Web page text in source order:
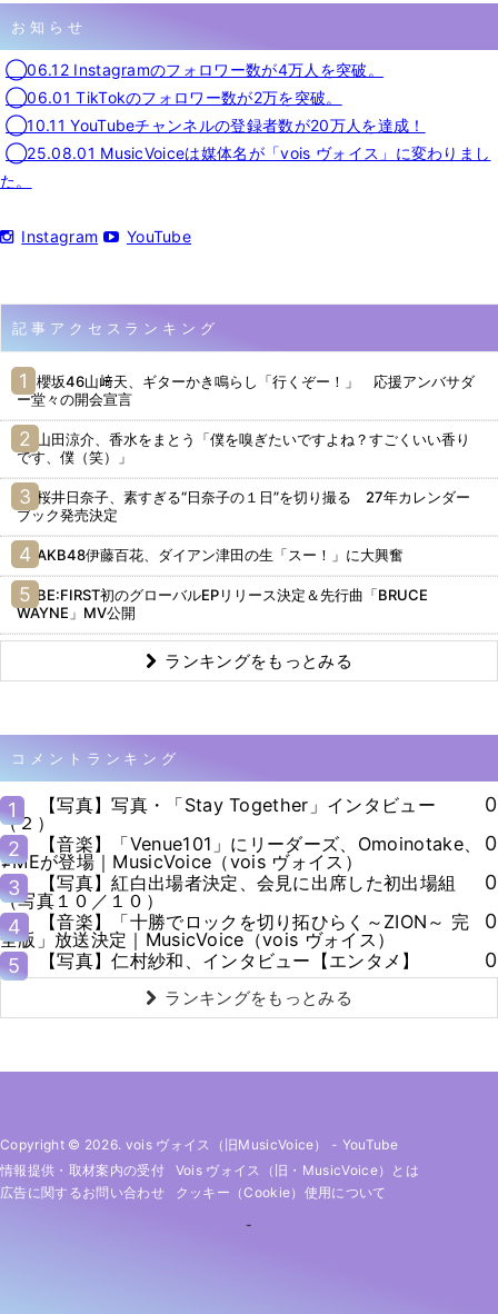
お知らせ
◯06.12 Instagramのフォロワー数が4万人を突破。
◯06.01 TikTokのフォロワー数が2万を突破。
◯10.11 YouTubeチャンネルの登録者数が20万人を達成！
◯25.08.01 MusicVoiceは媒体名が「vois ヴォイス」に変わりまし
た。
Instagram YouTube
記事アクセスランキング
櫻坂46山﨑天、ギターかき鳴らし「行くぞー！」 応援アンバサダ
ー堂々の開会宣言
山田涼介、香水をまとう「僕を嗅ぎたいですよね？すごくいい香り
です、僕（笑）」
桜井日奈子、素すぎる“日奈子の１日”を切り撮る 27年カレンダー
ブック発売決定
AKB48伊藤百花、ダイアン津田の生「スー！」に大興奮
BE:FIRST初のグローバルEPリリース決定＆先行曲「BRUCE
WAYNE」MV公開
ランキングをもっとみる
コメントランキング
1
【写真】写真・「Stay Together」インタビュー
（２）
0
2
【音楽】「Venue101」にリーダーズ、Omoinotake、
≠MEが登場｜MusicVoice（vois ヴォイス）
0
3
【写真】紅白出場者決定、会見に出席した初出場組
（写真１０／１０）
0
4
【音楽】「十勝でロックを切り拓ひらく～ZION～ 完
全版」放送決定｜MusicVoice（vois ヴォイス）
0
5
【写真】仁村紗和、インタビュー【エンタメ】 0
ランキングをもっとみる
Copyright © 2026. vois ヴォイス（旧MusicVoice） - YouTube
情報提供・取材案内の受付
Vois ヴォイス（旧・MusicVoice）とは
広告に関するお問い合わせ
クッキー（cookie）使用について
-